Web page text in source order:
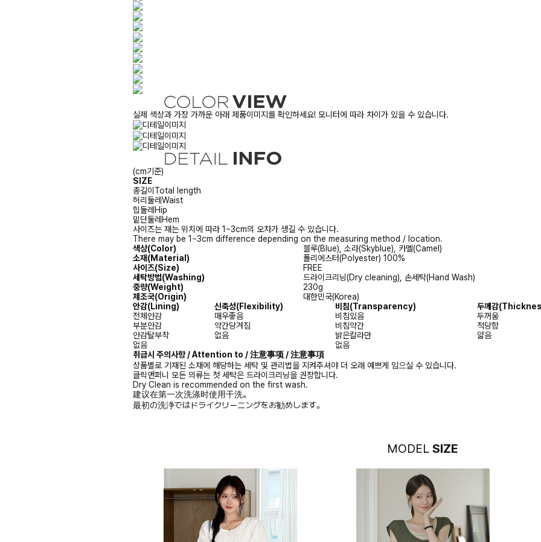
실제 색상과 가장 가까운 아래 제품이미지를 확인하세요! 모니터에 따라 차이가 있을 수 있습니다.
(cm기준)
SIZE
총길이 Total length
허리둘레Waist
힙둘레 Hip
밑단둘레 Hem
사이즈는 재는 위치에 따라 1~3cm의 오차가 생길 수 있습니다.
There may be 1~3cm difference depending on the measuring method / location.
색상(Color)
블루(Blue), 소라(Skyblue), 카멜(Camel)
소재(Material)
폴리에스터(Polyester) 100%
사이즈(Size)
FREE
세탁방법(Washing)
드라이크리닝(Dry cleaning), 손세탁(Hand Wash)
중량(Weight)
230g
제조국(Origin)
대한민국(Korea)
안감(Lining) 신축성(Flexibility) 비침(Transparency) 두께감
전체안감
매우좋음 비침있음 두꺼움
부분안감
약간당겨짐 비침약간 적당함
안감탈부착
없음 밝은칼라만 얇음
없음
없음
취급시 주의사항 / Attention to / 注意事项 / 注意事項
상품별로 기재된 소재에 해당하는 세탁 및 관리법을 지켜주셔야 더 오래 예쁘게 입으실 수 있습니다.
클릭앤퍼니 모든 의류는 첫 세탁은 드라이크리닝을 권장합니다.
Dry Clean is recommended on the first wash.
建议在第一次洗涤时使用干洗。
最初の洗浄ではドライクリーニングをお勧めします。
MODEL SIZE